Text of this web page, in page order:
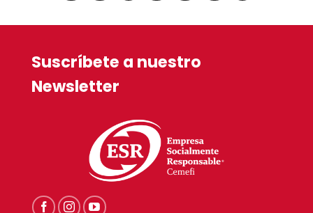
Suscríbete a nuestro
Newsletter